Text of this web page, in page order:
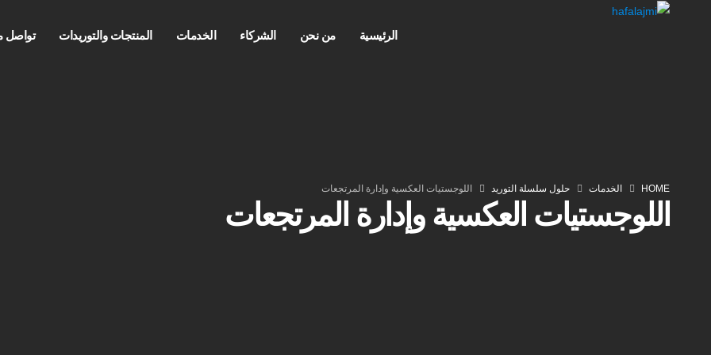
الرئيسية من نحن الشركاء الخدمات المنتجات والتوريدات تواصل
HOME الخدمات حلول سلسلة التوريد اللوجستيات العكسية وإدارة المرتجعات
اللوجستيات العكسية وإدارة المرتجعات